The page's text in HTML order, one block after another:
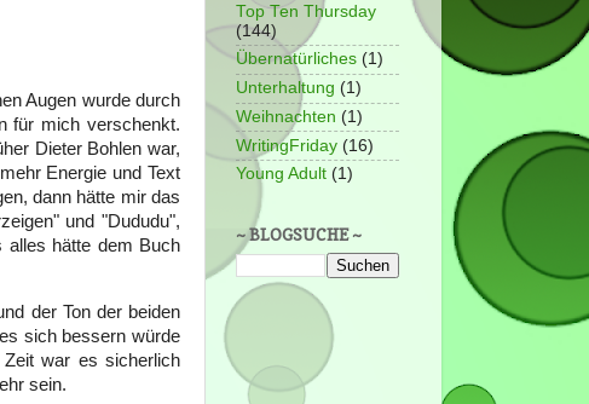
Augen wurde durch
für mich verschenkt.
Dieter Bohlen war,
Energie und Text
dann hätte mir das
und "Dududu",
alles hätte dem Buch
der Ton der beiden
sich bessern würde
war es sicherlich
sein.
Top Ten Thursday
(144)
Übernatürliches (1)
Unterhaltung (1)
Weihnachten (1)
WritingFriday (16)
Young Adult (1)
~ BLOGSUCHE ~